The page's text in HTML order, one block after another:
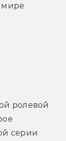
мире
ролевой
серии